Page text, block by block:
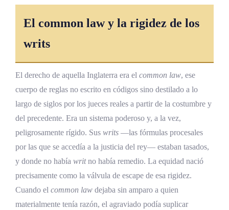
De la cabeza en el puente al altar de Tomás
Moro
de la Iglesia
El motu proprio E Sancto Thoma Moro y
el patrono con sombra reconocida
Tomás Moro en el siglo veintiuno
Los cuatro problemas que Moro dejó
abiertos
Por qué Santo Tomás Moro no es Santo
Tomás de Aquino
El common law y la rigidez de los
writs
El derecho de aquella Inglaterra era el common law, ese
cuerpo de reglas no escrito en códigos sino destilado a lo
largo de siglos por los jueces reales a partir de la costumbre y
del precedente. Era un sistema poderoso y, a la vez,
peligrosamente rígido. Sus writs —las fórmulas procesales
por las que se accedía a la justicia del rey— estaban tasados,
y donde no había writno había remedio. La equidad nació
precisamente como la válvula de escape de esa rigidez.
Cuando el common law dejaba sin amparo a quien
materialmente tenía razón, el agraviado podía suplicar